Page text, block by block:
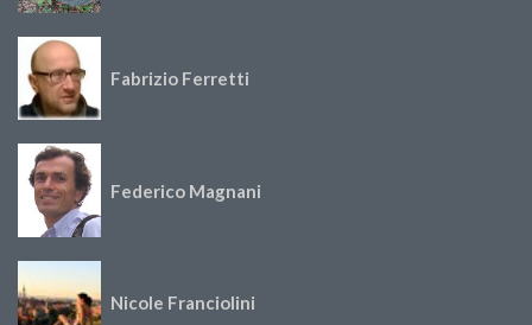
Fabrizio Ferretti
Federico Magnani
Nicole Franciolini